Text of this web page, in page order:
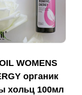
WOMENS
органик
хольц 100мл